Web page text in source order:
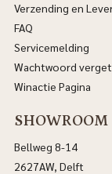
Verzending en
FAQ
Servicemelding
Wachtwoord
Winactie Pagina
SHOWROOM
Bellweg 8-14
2627AW, Delft